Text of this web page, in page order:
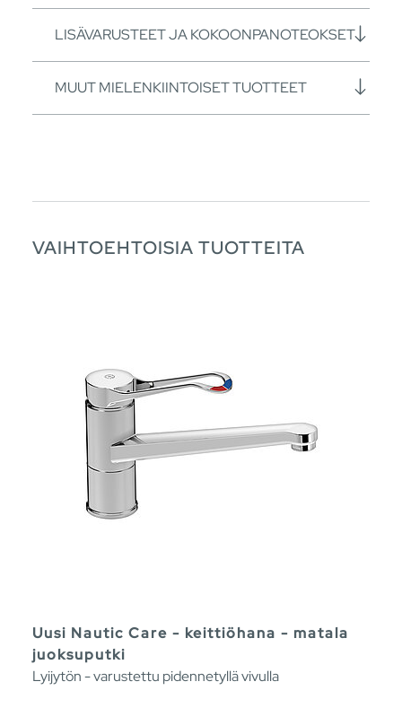
LISÄVARUSTEET JA KOKOONPANOTEOKSET
MUUT MIELENKIINTOISET TUOTTEET
VAIHTOEHTOISIA TUOTTEITA
Uusi Nautic Care - keittiöhana - matala
juoksuputki
Lyijytön - varustettu pidennetyllä vivulla